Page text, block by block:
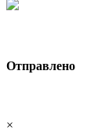
Отправлено
×